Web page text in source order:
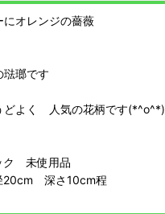
にオレンジの薔薇
琺瑯です
どよく 人気の花柄です(*^o^*)
ク 未使用品
深さ10cm程